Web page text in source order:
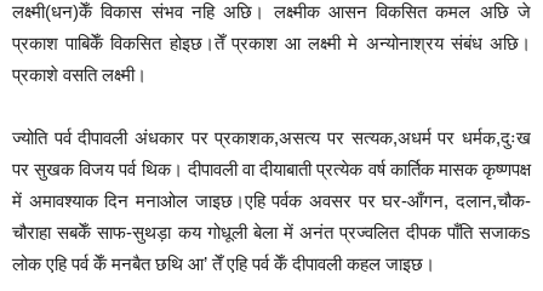
लक्ष्मी(धन)केँ विकास संभव नहि अछि। लक्ष्मीक आसन विकसित कमल अछि जे
प्रकाश पाबिकेँ विकसित होइछ।तेँ प्रकाश आ लक्ष्मी मे अन्योनाश्रय संबंध अछि।
प्रकाशे वसति लक्ष्मी।
ज्योति पर्व दीपावली अंधकार पर प्रकाशक,असत्य पर सत्यक,अधर्म पर धर्मक,दुःख
पर सुखक विजय पर्व थिक। दीपावली वा दीयाबाती प्रत्येक वर्ष कार्तिक मासक कृष्णपक्ष
में अमावश्याक दिन मनाओल जाइछ।एहि पर्वक अवसर पर घर-आँगन, दलान,चौक-
चौराहा सबकेँ साफ-सुथड़ा कय गोधूली बेला में अनंत प्रज्वलित दीपक पाँति सजाकs
लोक एहि पर्व केँ मनबैत छथि आ’ तेँ एहि पर्व केँ दीपावली कहल जाइछ।